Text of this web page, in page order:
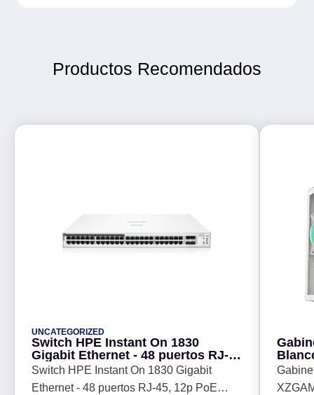
Productos Recomendados
UNCATEGORIZED
Switch HPE Instant On 1830
Gigabit Ethernet - 48 puertos RJ-
45, 12p PoE Clase 4 370 W, 4SFP
1GbE (JL815A)
Switch HPE Instant On 1830 Gigabit
Ethernet - 48 puertos RJ-45, 12p PoE